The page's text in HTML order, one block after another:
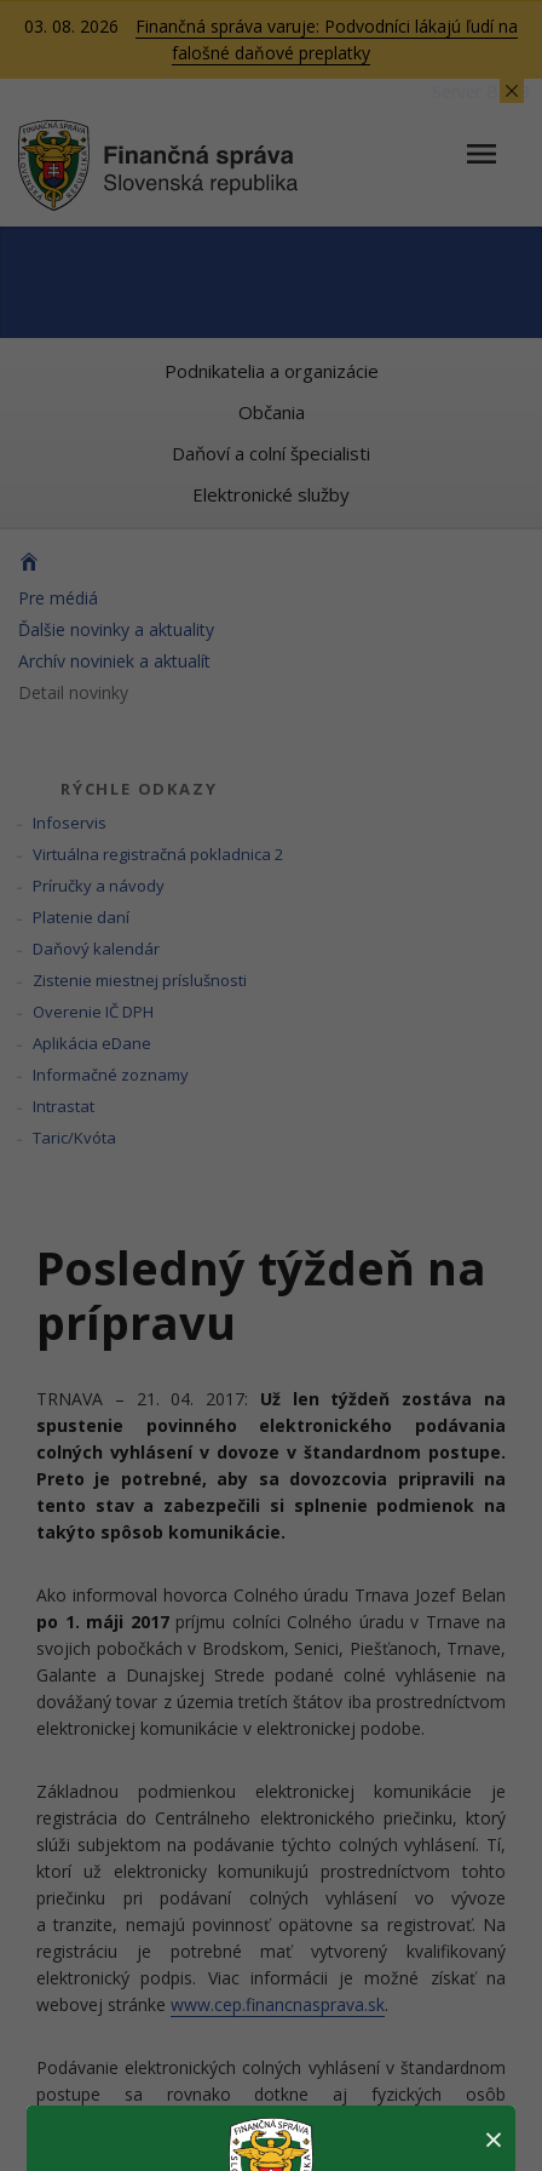
03. 08. 2026
Finančná správa varuje: Podvodníci lákajú ľudí na
falošné daňové preplatky
Server BB08
Podnikatelia a organizácie
Občania
Daňoví a colní špecialisti
Elektronické služby
Pre médiá
Ďalšie novinky a aktuality
Archív noviniek a aktualít
Detail novinky
RÝCHLE ODKAZY
Infoservis
Virtuálna registračná pokladnica 2
Príručky a návody
Platenie daní
Daňový kalendár
Zistenie miestnej príslušnosti
Overenie IČ DPH
Aplikácia eDane
Informačné zoznamy
Intrastat
Taric/Kvóta
Posledný týždeň na
prípravu
TRNAVA – 21. 04. 2017: Už len týždeň zostáva na
spustenie povinného elektronického podávania
colných vyhlásení v dovoze v štandardnom postupe.
Preto je potrebné, aby sa dovozcovia pripravili na
tento stav a zabezpečili si splnenie podmienok na
takýto spôsob komunikácie.
Ako informoval hovorca Colného úradu Trnava Jozef Belan
po 1. máji 2017príjmu colníci Colného úradu v Trnave na
svojich pobočkách v Brodskom, Senici, Piešťanoch, Trnave,
Galante a Dunajskej Strede podané colné vyhlásenie na
dovážaný tovar z územia tretích štátov iba prostredníctvom
elektronickej komunikácie v elektronickej podobe.
Základnou podmienkou elektronickej komunikácie je
registrácia do Centrálneho elektronického priečinku, ktorý
slúži subjektom na podávanie týchto colných vyhlásení. Tí,
ktorí už elektronicky komunikujú prostredníctvom tohto
priečinku pri podávaní colných vyhlásení vo vývoze
a tranzite, nemajú povinnosť opätovne sa registrovať. Na
registráciu je potrebné mať vytvorený kvalifikovaný
elektronický podpis. Viac informácii je možné získať na
webovej stránke www.cep.financnasprava.sk.
Podávanie elektronických colných vyhlásení v štandardnom
postupe sa rovnako dotkne aj fyzických osôb
nepodnikateľov, ktorí si dovážajú tovar z územia tretích
štátov (prevažne objednávaný prostredníctvom
×